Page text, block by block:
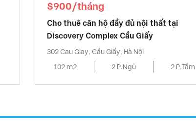
$900/tháng
Cho thuê căn hộ đầy đủ nội thất tại
Discovery Complex Cầu Giấy
302 Cau Giay, Cầu Giấy, Hà Nội
102 m2
2 P.Ngủ 2 P.Tắm